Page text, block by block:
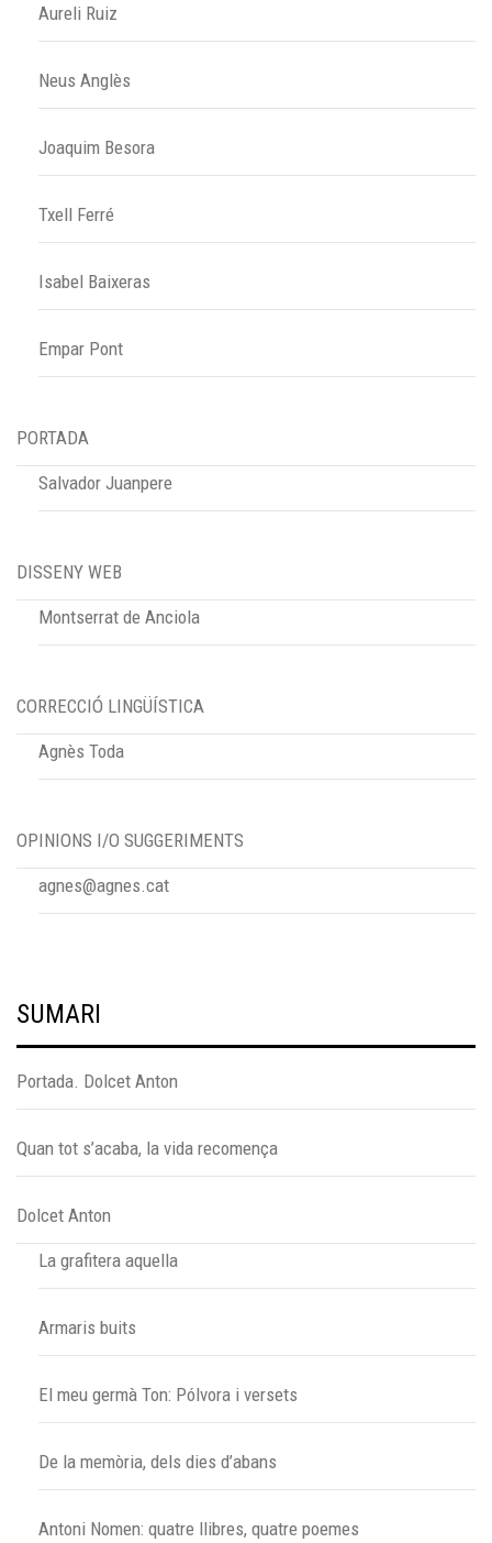
Aureli Ruiz
Neus Anglès
Joaquim Besora
Txell Ferré
Isabel Baixeras
Empar Pont
PORTADA
Salvador Juanpere
DISSENY WEB
Montserrat de Anciola
CORRECCIÓ LINGÜÍSTICA
Agnès Toda
OPINIONS I/O SUGGERIMENTS
agnes@agnes.cat
SUMARI
Portada. Dolcet Anton
Quan tot s’acaba, la vida recomença
Dolcet Anton
La grafitera aquella
Armaris buits
El meu germà Ton: Pólvora i versets
De la memòria, dels dies d’abans
Antoni Nomen: quatre llibres, quatre poemes